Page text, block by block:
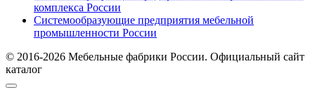
комплекса России
Системообразующие предприятия мебельной
промышленности России
© 2016-2026 Мебельные фабрики России. Официальный сайт
каталог